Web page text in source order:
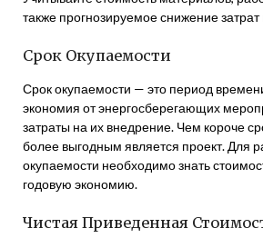
также прогнозируемое снижение
Срок Окупаемости
Срок окупаемости — это период
экономия от энергосберегающих
затраты на их внедрение. Чем короче
более выгодным является проект. Для
окупаемости необходимо знать
годовую экономию.
Чистая Приведенная